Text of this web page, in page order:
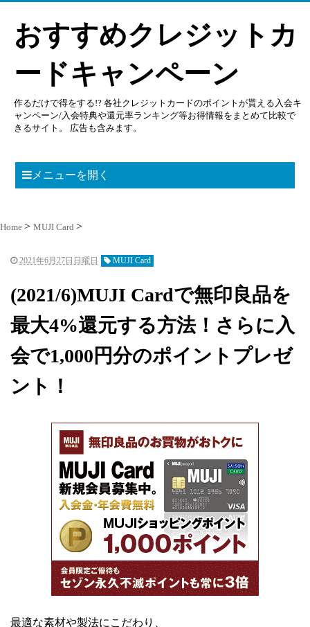
おすすめクレジットカ
ードキャンペーン
作るだけで得をする!? 各社クレジットカードのポイントが貰える入会キ
ャンペーン/入会特典や還元率ランキング等お得情報をまとめて比較で
きるサイト。 広告も含みます。
メニューを開く
Home MUJI Card
2021年6月27日日曜日 MUJI Card
(2021/6)MUJI Cardで無印良品を
最大4%還元する方法！さらに入
会で1,000円分のポイントプレゼ
ント！
最適な素材や製法にこだわり、